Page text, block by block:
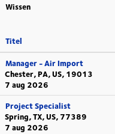
Wissen
Titel
Manager - Air Import
Chester, PA, US, 19013
7 aug 2026
Project Specialist
Spring, TX, US, 77389
7 aug 2026